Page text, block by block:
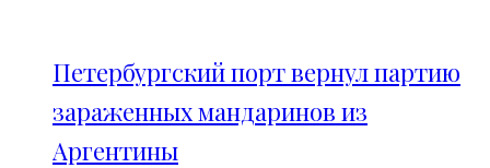
Петербургский порт вернул партию
зараженных мандаринов из
Аргентины